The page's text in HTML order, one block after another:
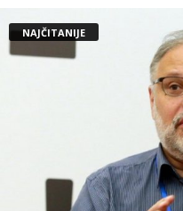
NAJČITANIJE